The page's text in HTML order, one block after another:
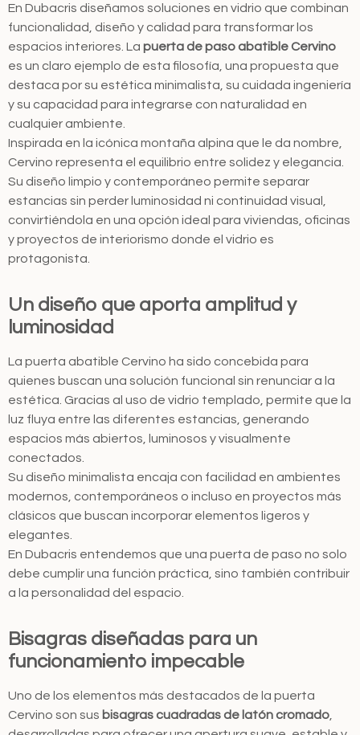
En Dubacris diseñamos soluciones en vidrio que combinan
funcionalidad, diseño y calidad para transformar los
espacios interiores. La puerta de paso abatible Cervino
es un claro ejemplo de esta filosofía, una propuesta que
destaca por su estética minimalista, su cuidada ingeniería
y su capacidad para integrarse con naturalidad en
cualquier ambiente.
Inspirada en la icónica montaña alpina que le da nombre,
Cervino representa el equilibrio entre solidez y elegancia.
Su diseño limpio y contemporáneo permite separar
estancias sin perder luminosidad ni continuidad visual,
convirtiéndola en una opción ideal para viviendas, oficinas
y proyectos de interiorismo donde el vidrio es
protagonista.
Un diseño que aporta amplitud y
luminosidad
La puerta abatible Cervino ha sido concebida para
quienes buscan una solución funcional sin renunciar a la
estética. Gracias al uso de vidrio templado, permite que la
luz fluya entre las diferentes estancias, generando
espacios más abiertos, luminosos y visualmente
conectados.
Su diseño minimalista encaja con facilidad en ambientes
modernos, contemporáneos o incluso en proyectos más
clásicos que buscan incorporar elementos ligeros y
elegantes.
En Dubacris entendemos que una puerta de paso no solo
debe cumplir una función práctica, sino también contribuir
a la personalidad del espacio.
Bisagras diseñadas para un
funcionamiento impecable
Uno de los elementos más destacados de la puerta
Cervino son sus bisagras cuadradas de latón cromado